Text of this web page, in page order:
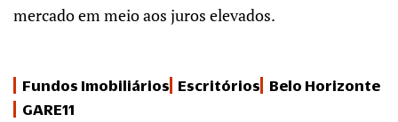
mercado em meio aos juros elevados.
Fundos Imobiliários Escritórios
Belo Horizonte
GARE11